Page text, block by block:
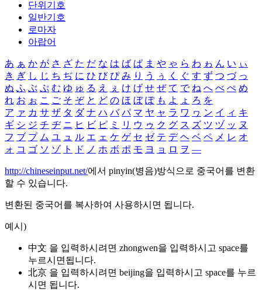
단위기호
일반기호
로마자
아랍어
あ ぁ か が さ ざ た だ な は ば ぱ ま や ゃ ら わ ゎ ん い ぃ
き ぎ し じ ち ぢ に ひ び ぴ み り う ぅ く ぐ す ず つ づ っ
ぬ ふ ぶ ぷ む ゆ ゅ る え ぇ け げ せ ぜ て で ね へ べ ぺ め
れ お ぉ こ ご そ ぞ と ど の ほ ぼ ぽ も よ ょ ろ を
ア ァ カ サ ザ タ ダ ナ ハ バ パ マ ヤ ャ ラ ワ ヮ ン イ ィ キ
ギ シ ジ チ ヂ ニ ヒ ビ ピ ミ リ ウ ゥ ク グ ス ズ ツ ヅ ッ ヌ
フ ブ プ ム ユ ュ ル エ ェ ケ ゲ セ ゼ テ デ ヘ ベ ペ メ レ オ
ォ コ ゴ ソ ゾ ト ド ノ ホ ボ ポ モ ヨ ョ ロ ヲ ―
http://chineseinput.net/에서 pinyin(병음)방식으로 중국어를 변환
할 수 있습니다.
변환된 중국어를 복사하여 사용하시면 됩니다.
예시)
中文 을 입력하시려면 zhongwen을 입력하시고 space를
누르시면됩니다.
北京 을 입력하시려면 beijing을 입력하시고 space를 누르
시면 됩니다.